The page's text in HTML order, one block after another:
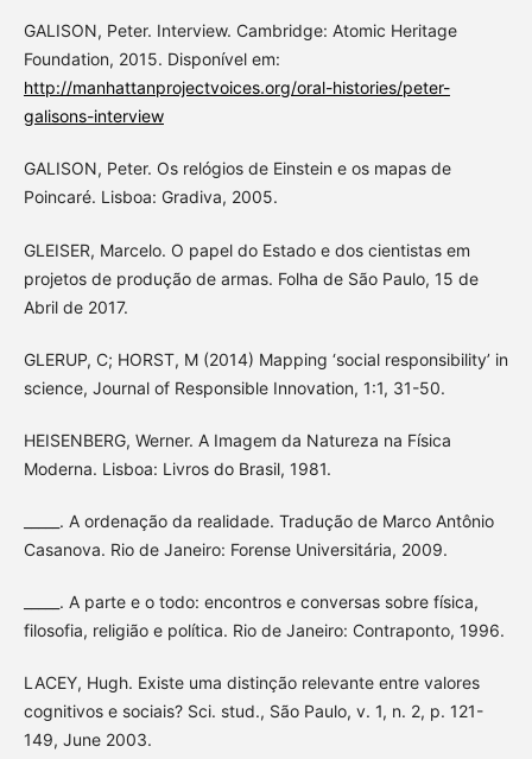
GALISON, Peter. Interview. Cambridge: Atomic Heritage
Foundation, 2015. Disponível em:
http://manhattanprojectvoices.org/oral-histories/peter-
galisons-interview
GALISON, Peter. Os relógios de Einstein e os mapas de
Poincaré. Lisboa: Gradiva, 2005.
GLEISER, Marcelo. O papel do Estado e dos cientistas em
projetos de produção de armas. Folha de São Paulo, 15 de
Abril de 2017.
GLERUP, C; HORST, M (2014) Mapping ‘social responsibility’ in
science, Journal of Responsible Innovation, 1:1, 31-50.
HEISENBERG, Werner. A Imagem da Natureza na Física
Moderna. Lisboa: Livros do Brasil, 1981.
_____. A ordenação da realidade. Tradução de Marco Antônio
Casanova. Rio de Janeiro: Forense Universitária, 2009.
_____. A parte e o todo: encontros e conversas sobre física,
filosofia, religião e política. Rio de Janeiro: Contraponto, 1996.
LACEY, Hugh. Existe uma distinção relevante entre valores
cognitivos e sociais? Sci. stud., São Paulo, v. 1, n. 2, p. 121-
149, June 2003.